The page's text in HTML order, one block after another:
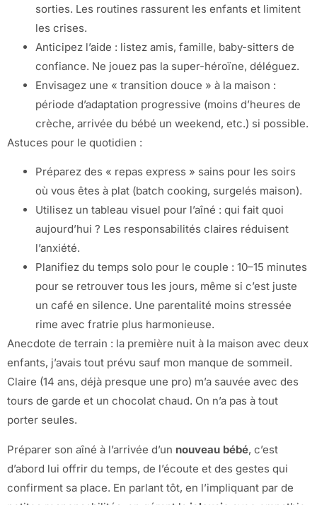
sorties. Les routines rassurent les enfants et limitent
les crises.
Anticipez l’aide : listez amis, famille, baby-sitters de
confiance. Ne jouez pas la super-héroïne, déléguez.
Envisagez une « transition douce » à la maison :
période d’adaptation progressive (moins d’heures de
crèche, arrivée du bébé un weekend, etc.) si possible.
Astuces pour le quotidien :
Préparez des « repas express » sains pour les soirs
où vous êtes à plat (batch cooking, surgelés maison).
Utilisez un tableau visuel pour l’aîné : qui fait quoi
aujourd’hui ? Les responsabilités claires réduisent
l’anxiété.
Planifiez du temps solo pour le couple : 10–15 minutes
pour se retrouver tous les jours, même si c’est juste
un café en silence. Une parentalité moins stressée
rime avec fratrie plus harmonieuse.
Anecdote de terrain : la première nuit à la maison avec deux
enfants, j’avais tout prévu sauf mon manque de sommeil.
Claire (14 ans, déjà presque une pro) m’a sauvée avec des
tours de garde et un chocolat chaud. On n’a pas à tout
porter seules.
Préparer son aîné à l’arrivée d’un nouveau bébé, c’est
d’abord lui offrir du temps, de l’écoute et des gestes qui
confirment sa place. En parlant tôt, en l’impliquant par de